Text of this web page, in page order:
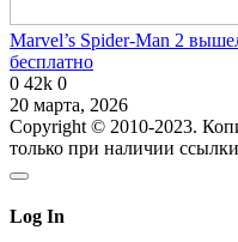
Marvel’s Spider-Man 2
бесплатно
0 42k 0
20 марта, 2026
Copyright © 2010-2023.
только при наличии
Log In